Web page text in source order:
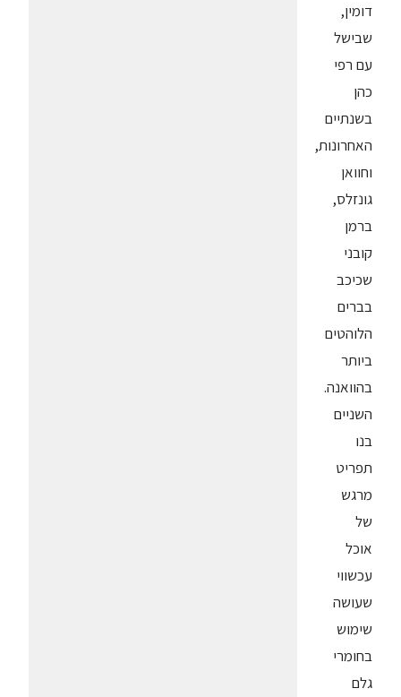
דומין,
שבישל
עם רפי
כהן
בשנתיים
האחרונות,
וחוואן
גונזלס,
ברמן
קובני
שכיכב
בברים
הלוהטים
ביותר
בהוואנה.
השניים
בנו
תפריט
מרגש
של
אוכל
עכשווי
שעושה
שימוש
בחומרי
גלם